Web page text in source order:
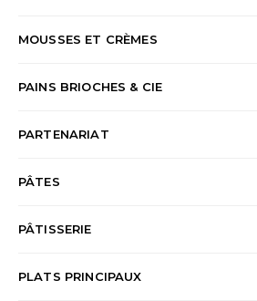
MOUSSES ET CRÈMES
PAINS BRIOCHES & CIE
PARTENARIAT
PÂTES
PÂTISSERIE
PLATS PRINCIPAUX